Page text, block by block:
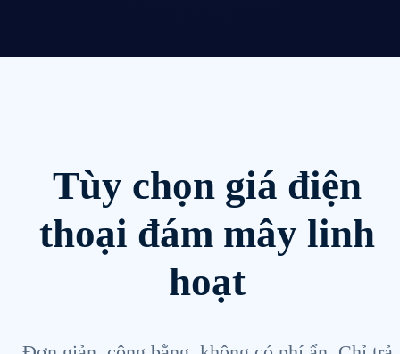
Tùy chọn giá điện
thoại đám mây linh
hoạt